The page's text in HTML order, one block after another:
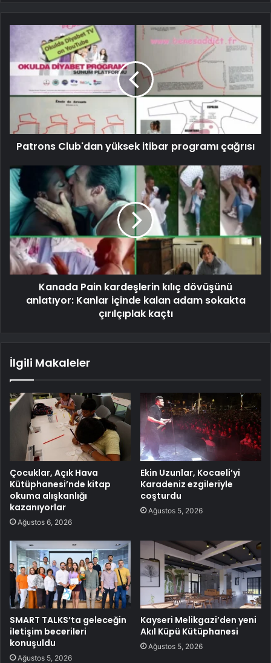
Patrons Club'dan yüksek itibar programı çağrısı
Kanada Pain kardeşlerin kılıç dövüşünü
anlatıyor: Kanlar içinde kalan adam sokakta
çırılçıplak kaçtı
İlgili Makaleler
Çocuklar, Açık Hava
Kütüphanesi’nde kitap
okuma alışkanlığı
kazanıyorlar
Ağustos 6, 2026
Ekin Uzunlar, Kocaeli’yi
Karadeniz ezgileriyle
coşturdu
Ağustos 5, 2026
SMART TALKS’ta geleceğin
iletişim becerileri
konuşuldu
Ağustos 5, 2026
Kayseri Melikgazi’den yeni
Akıl Küpü Kütüphanesi
Ağustos 5, 2026